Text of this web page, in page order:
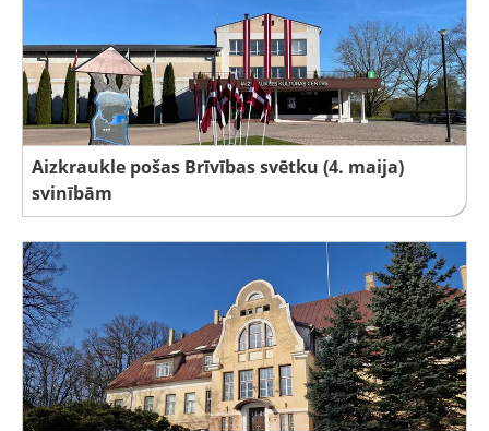
Aizkraukle pošas Brīvības svētku (4. maija)
svinībām